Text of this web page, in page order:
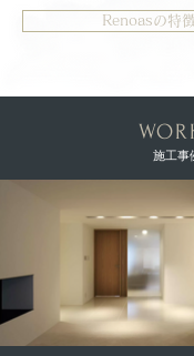
Renoasの特
施工事